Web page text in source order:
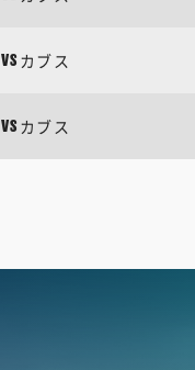
VS カブス
VS カブス